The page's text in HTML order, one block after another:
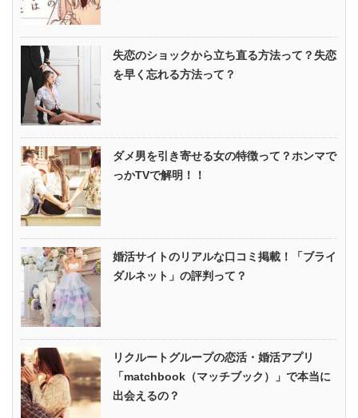
失恋のショックから立ち直る方法って？失恋
を早く忘れる方法って？
ダメ男を引き寄せる女の特徴って？ホンマで
っかTVで解明！！
婚活サイトのリアルな口コミ掲載！「ブライ
ダルネット」の評判って？
リクルートグループの恋活・婚活アプリ
「matchbook（マッチブック）」で本当に
出会えるの？